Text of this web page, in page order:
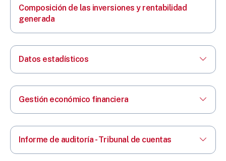
Composición de las inversiones y rentabilidad
generada
Datos estadísticos
Gestión económico financiera
Informe de auditoría - Tribunal de cuentas